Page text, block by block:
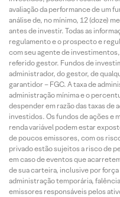
avaliação da performance de um
análise de, no mínimo, 12 (doze)
antes de investir. Todas as
regulamento e o prospecto e
com seu agente de
referido gestor. Fundos de
administrador, do gestor, de
garantidor – FGC. A taxa de
administração mínima e o
despender em razão das taxas
investidos. Os fundos de ações e
renda variável podem estar
de poucos emissores, com os
privado estão sujeitos a risco de
em caso de eventos que
de sua carteira, inclusive por
administração temporária,
emissores responsáveis pelos